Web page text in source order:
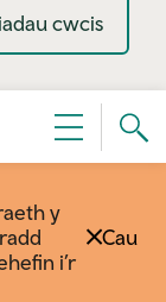
cwcis
Dewislen
y
i’r
Cau